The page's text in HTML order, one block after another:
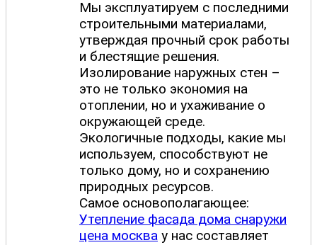
Мы эксплуатируем с последними
строительными материалами,
утверждая прочный срок работы
и блестящие решения.
Изолирование наружных стен –
это не только экономия на
отоплении, но и ухаживание о
окружающей среде.
Экологичные подходы, какие мы
используем, способствуют не
только дому, но и сохранению
природных ресурсов.
Самое основополагающее:
Утепление фасада дома снаружи
цена москва у нас составляет